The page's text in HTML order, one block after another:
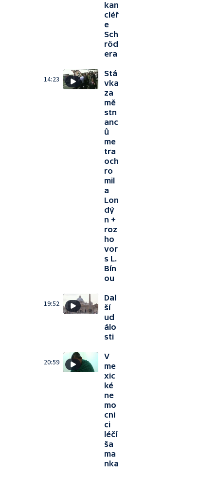
kan
cléř
e
Sch
röd
era
14:23
Stá
vka
za
mě
stn
anc
ů
me
tra
och
ro
mil
a
Lon
dý
n +
roz
ho
vor
s L.
Bín
ou
19:52
Dal
ší
ud
álo
sti
20:59
V
me
xic
ké
ne
mo
cni
ci
léčí
ša
ma
nka